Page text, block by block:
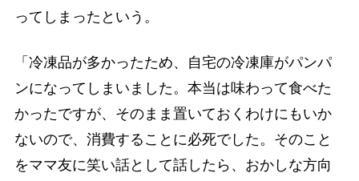
ってしまったという。
「冷凍品が多かったため、自宅の冷凍庫がパンパ
ンになってしまいました。本当は味わって食べた
かったですが、そのまま置いておくわけにもいか
ないので、消費することに必死でした。そのこと
をママ友に笑い話として話したら、おかしな方向